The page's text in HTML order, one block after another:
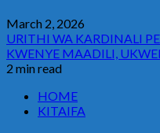
March 2, 2026
URITHI WA KARDINALI
KWENYE MAADILI,
2 min read
HOME
KITAIFA